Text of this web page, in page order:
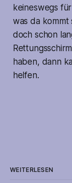
keineswegs
was da kommt
doch schon
haben, dann
helfen.
WEITERLESEN